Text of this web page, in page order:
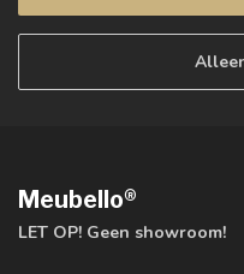
Meubello®
LET OP! Geen showroom!